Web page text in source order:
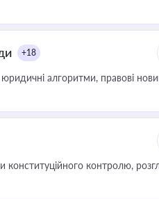
+18
алгоритми, правові
контролю,